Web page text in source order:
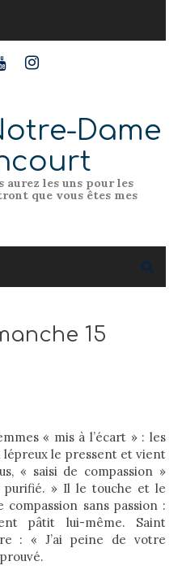
Dame
aurez les uns pour les
que vous êtes mes
15
« mis à l’écart » : les
le pressent et vient
« saisi de compassion »
purifié. » Il le touche et le
sans passion :
pâtit lui-même. Saint
: « J’ai peine de votre